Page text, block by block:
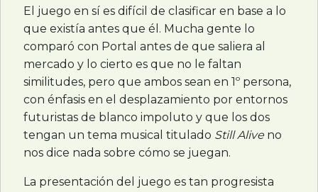
El juego en sí es difícil de clasificar en base a lo
que existía antes que él. Mucha gente lo
comparó con Portal antes de que saliera al
mercado y lo cierto es que no le faltan
similitudes, pero que ambos sean en 1º persona,
con énfasis en el desplazamiento por entornos
futuristas de blanco impoluto y que los dos
tengan un tema musical titulado Still Alive no
nos dice nada sobre cómo se juegan.
La presentación del juego es tan progresista